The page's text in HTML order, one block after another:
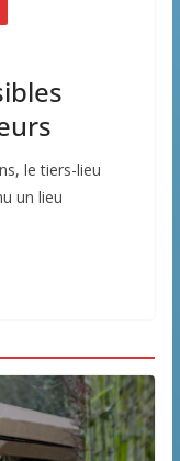
le tiers-lieu
un lieu